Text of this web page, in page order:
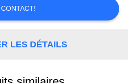
CONTACT!
LES DÉTAILS